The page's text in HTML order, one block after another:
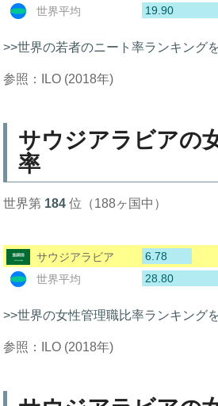
世界平均
19.90
>>世界の若者のニート率ランキング
参照：ILO (2018年)
サウジアラビアの
率
世界第 184 位（188ヶ国中）
サウジアラビア
6.78
世界平均
28.80
>>世界の女性管理職比率ランキング
参照：ILO (2018年)